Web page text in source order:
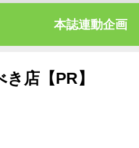
本誌連動企画
店【PR】